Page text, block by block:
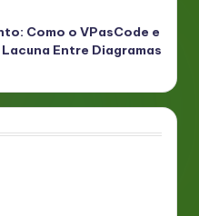
Como o VPasCode e
Entre Diagramas